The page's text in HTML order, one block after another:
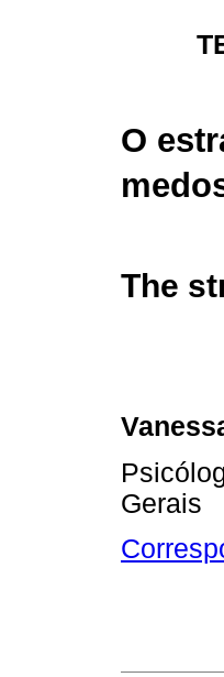
O
The
Gerais